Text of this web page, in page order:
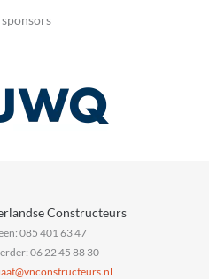
Constructeurs
085 401 63 47
06 22 45 88 30
ln.sruetcurtsnocnv